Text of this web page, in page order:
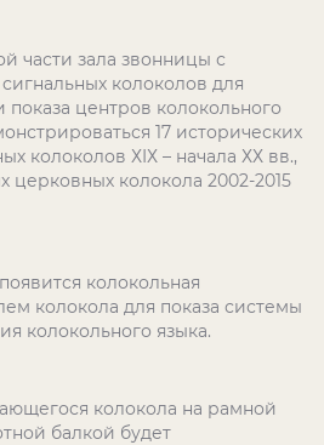
части зала звонницы с
колоколов для
центров колокольного
17 исторических
колоколов ХIХ – начала ХХ вв.,
церковных колокола 2002-2015
колокольная
колокола для показа системы
колокольного языка.
колокола на рамной
балкой будет